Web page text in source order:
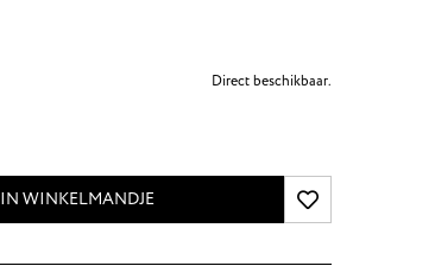
Direct beschikbaar.
IN WINKELMANDJE